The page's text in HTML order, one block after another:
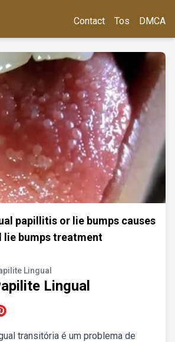
Contact Tos DMCA
papillitis or lie bumps causes
lie bumps treatment
Lingual
Lingual
transitória é um problema de